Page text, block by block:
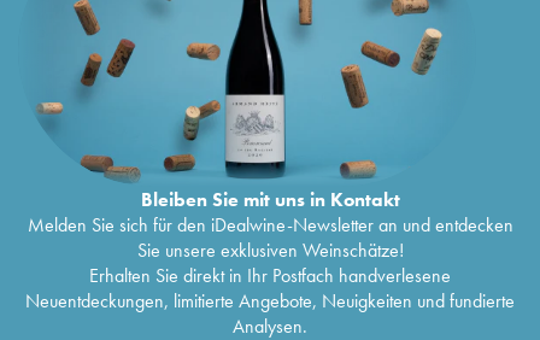
Bleiben Sie mit uns in Kontakt
Melden Sie sich für den iDealwine-Newsletter an und entdecken
Sie unsere exklusiven Weinschätze!
Erhalten Sie direkt in Ihr Postfach handverlesene
Neuentdeckungen, limitierte Angebote, Neuigkeiten und fundierte
Analysen.